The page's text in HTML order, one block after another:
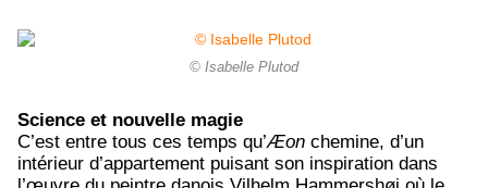
© Isabelle Plutod
Science et nouvelle magie
C’est entre tous ces temps qu’Æon chemine, d’un
intérieur d’appartement puisant son inspiration dans